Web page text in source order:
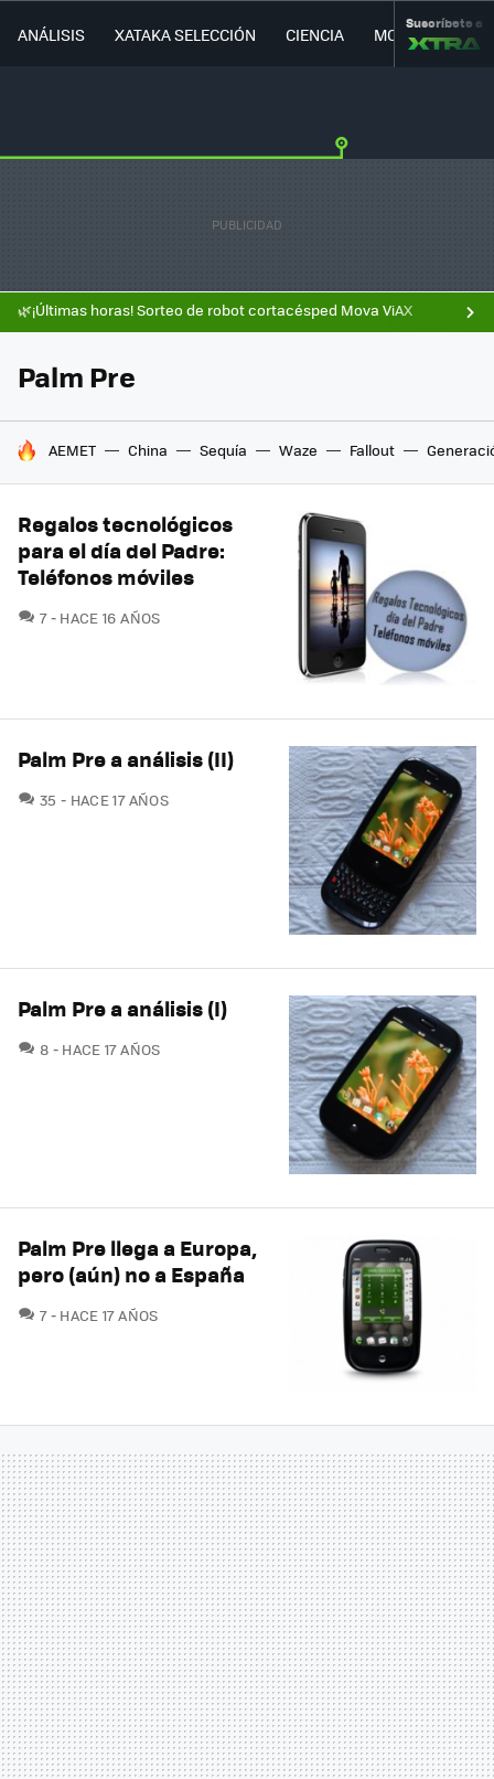
ANÁLISIS XATAKA SELECCIÓN CIENCIA MOVILIDAD
Suscríbete a
🌿¡Últimas horas! Sorteo de robot cortacésped Mova ViAX
Palm Pre
HOY SE HABLA DE
AEMET China Sequía Waze Fallout
Regalos tecnológicos
para el día del Padre:
Teléfonos móviles
7COMENTARIOS
HACE 16 AÑOS
Palm Pre a análisis (II)
35 COMENTARIOS
HACE 17 AÑOS
Palm Pre a análisis (I)
8 COMENTARIOS
HACE 17 AÑOS
Palm Pre llega a Europa,
pero (aún) no a España
7COMENTARIOS
HACE 17 AÑOS